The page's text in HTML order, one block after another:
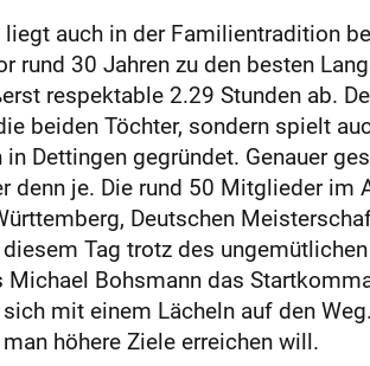
auch in der Familientradition
30 Jahren zu den besten
respektable 2.29 Stunden ab.
beiden Töchter, sondern spielt
Dettingen gegründet. Genauer
je. Die rund 50 Mitglieder im
Deutschen
Tag trotz des
Bohsmann das
mit einem Lächeln auf den
höhere Ziele erreichen will.